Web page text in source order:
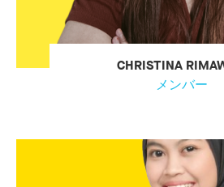
CHRISTINA
メンバー